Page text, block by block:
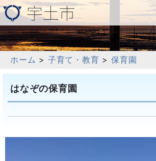
ホーム > 子育て・教育 >保育園
はなぞの保育園